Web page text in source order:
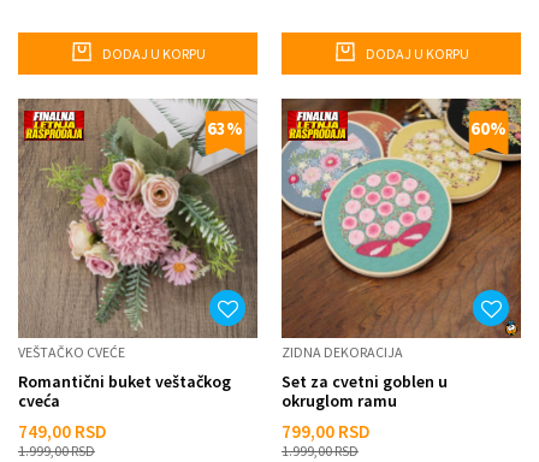
DODAJ U KORPU DODAJ U KORPU
63%
VEŠTAČKO CVEĆE
Romantični buket veštačkog
cveća
749,00 RSD
1.999,00RSD
60%
ZIDNA DEKORACIJA
Set za cvetni goblen u
okruglom ramu
799,00 RSD
1.999,00RSD